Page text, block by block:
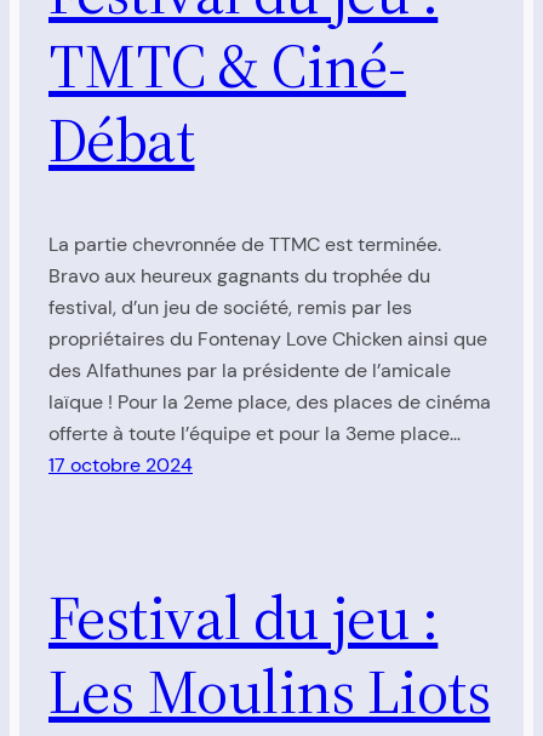
TMTC & Ciné-
Débat
La partie chevronnée de TTMC est terminée.
Bravo aux heureux gagnants du trophée du
festival, d’un jeu de société, remis par les
propriétaires du Fontenay Love Chicken ainsi que
des Alfathunes par la présidente de l’amicale
laïque ! Pour la 2eme place, des places de cinéma
offerte à toute l’équipe et pour la 3eme place…
17 octobre 2024
Festival du jeu :
Les Moulins Liots